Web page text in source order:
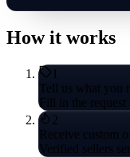
How it works
1
Tell us what you
Fill in the request
2
Receive custom
Verified sellers